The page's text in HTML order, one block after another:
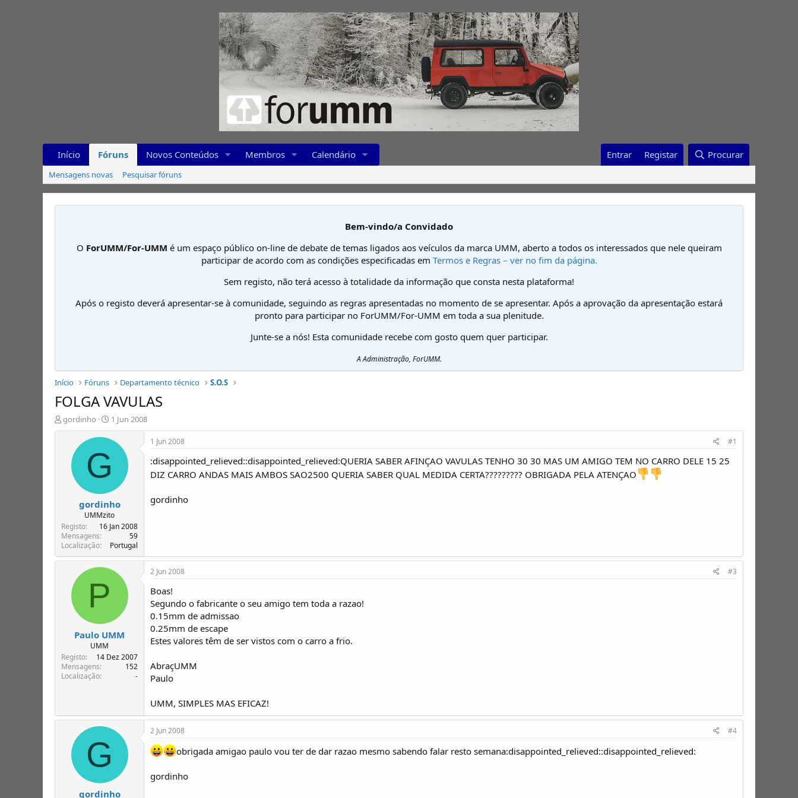
Início Fóruns Novos Conteúdos Membros Calendário Entrar Registar Procurar
Mensagens novas Pesquisar fóruns
Bem-vindo/a Convidado
O ForUMM/For-UMM é um espaço público on-line de debate de temas ligados aos veículos da marca UMM, aberto a todos os interessados que nele queiram
participar de acordo com as condições especificadas em Termos e Regras – ver no fim da página.
Sem registo, não terá acesso à totalidade da informação que consta nesta plataforma!
Após o registo deverá apresentar-se à comunidade, seguindo as regras apresentadas no momento de se apresentar. Após a aprovação da apresentação estará
pronto para participar no ForUMM/For-UMM em toda a sua plenitude.
Junte-se a nós! Esta comunidade recebe com gosto quem quer participar.
A Administração, ForUMM.
Início Fóruns Departamento técnico S.O.S
FOLGA VAVULAS
I
n
e
T
ó
p
gordinho
D
a
t
n
í
c
i
1 Jun 2008
G
gordinho
UMMzito
Registo
16 Jan 2008
Mensagens
59
Localização
Portugal
1 Jun 2008 #1
:disappointed_relieved::disappointed_relieved:QUERIA SABER AFINÇAO VAVULAS TENHO 30 30 MAS UM AMIGO TEM NO CARRO DELE 15 25
DIZ CARRO ANDAS MAIS AMBOS SAO2500 QUERIA SABER QUAL MEDIDA CERTA????????? OBRIGADA PELA ATENÇAO
gordinho
P
Paulo UMM
UMM
Registo
14 Dez 2007
Mensagens
152
Localização
-
2 Jun 2008 #3
Boas!
Segundo o fabricante o seu amigo tem toda a razao!
0.15mm de admissao
0.25mm de escape
Estes valores têm de ser vistos com o carro a frio.
AbraçUMM
Paulo
UMM, SIMPLES MAS EFICAZ!
G
gordinho
2 Jun 2008 #4
obrigada amigao paulo vou ter de dar razao mesmo sabendo falar resto semana:disappointed_relieved::disappointed_relieved:
gordinho